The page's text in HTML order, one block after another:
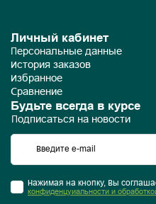
Личный кабинет
Персональные данные
История заказов
Избранное
Сравнение
Будьте всегда в курсе
Подписаться на новости
Нажимая на кнопку, Вы
конфиденцуиальности и